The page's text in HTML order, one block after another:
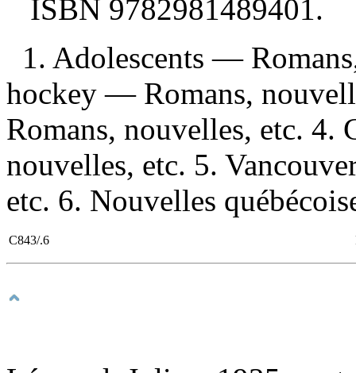
ISBN 9782981489401.
1. Adolescents —
hockey — Romans,
Romans, nouvelles, etc.
nouvelles, etc. 5.
etc. 6. Nouvelles
C843/.6